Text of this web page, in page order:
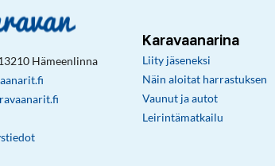
Hämeenlinna
Karavaanarina
Liity jäseneksi
Näin aloitat harrastuksen
Vaunut ja autot
Leirintämatkailu